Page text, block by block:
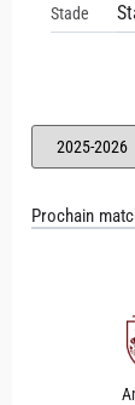
Stade
Prochain